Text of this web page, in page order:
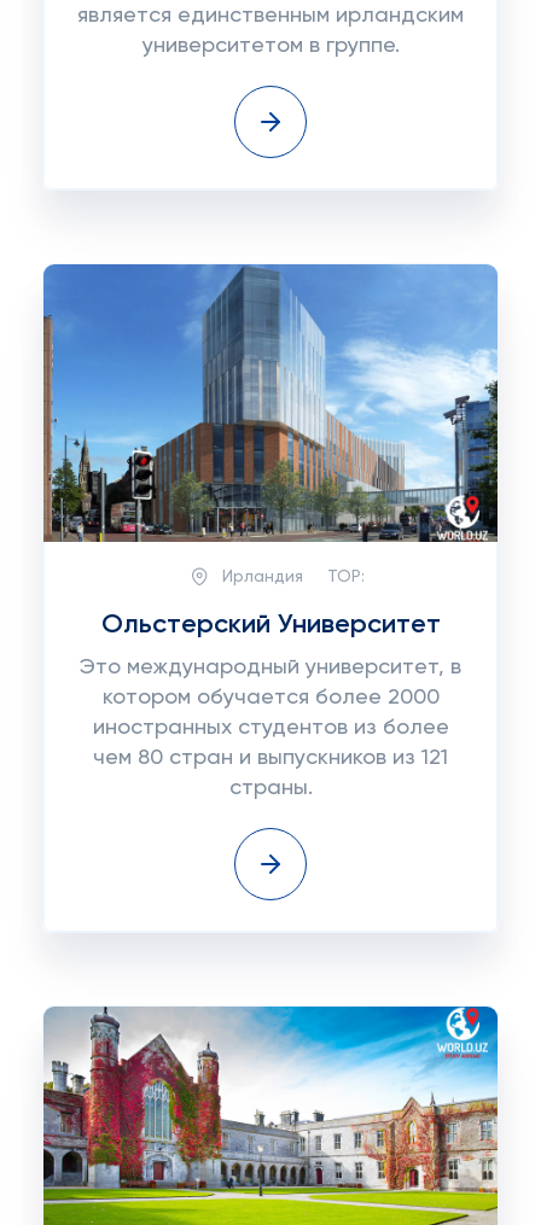
является единственным ирландским
университетом в группе.
Ирландия TOP:
Ольстерский Университет
Это международный университет, в
котором обучается более 2000
иностранных студентов из более
чем 80 стран и выпускников из 121
страны.